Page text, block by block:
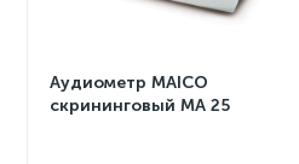
Аудиометр MAICO
скрининговый МА 25